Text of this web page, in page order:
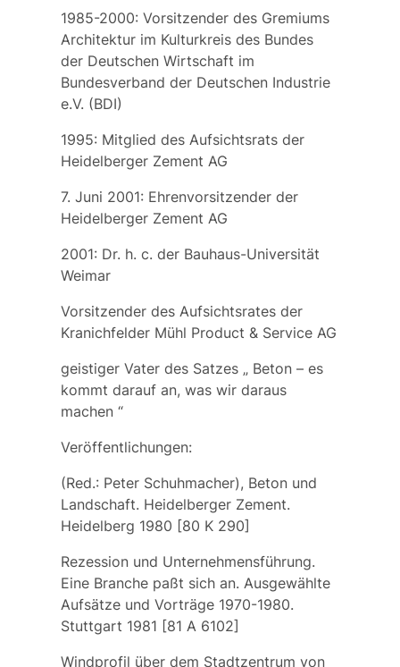
1985-2000: Vorsitzender des Gremiums
Architektur im Kulturkreis des Bundes
der Deutschen Wirtschaft im
Bundesverband der Deutschen Industrie
e.V. (BDI)
1995: Mitglied des Aufsichtsrats der
Heidelberger Zement AG
7. Juni 2001: Ehrenvorsitzender der
Heidelberger Zement AG
2001: Dr. h. c. der Bauhaus-Universität
Weimar
Vorsitzender des Aufsichtsrates der
Kranichfelder Mühl Product & Service AG
geistiger Vater des Satzes „ Beton – es
kommt darauf an, was wir daraus
machen“
Veröffentlichungen:
(Red.: Peter Schuhmacher), Beton und
Landschaft. Heidelberger Zement.
Heidelberg 1980 [80 K 290]
Rezession und Unternehmensführung.
Eine Branche paßt sich an. Ausgewählte
Aufsätze und Vorträge 1970-1980.
Stuttgart 1981 [81 A 6102]
Windprofil über dem Stadtzentrum von